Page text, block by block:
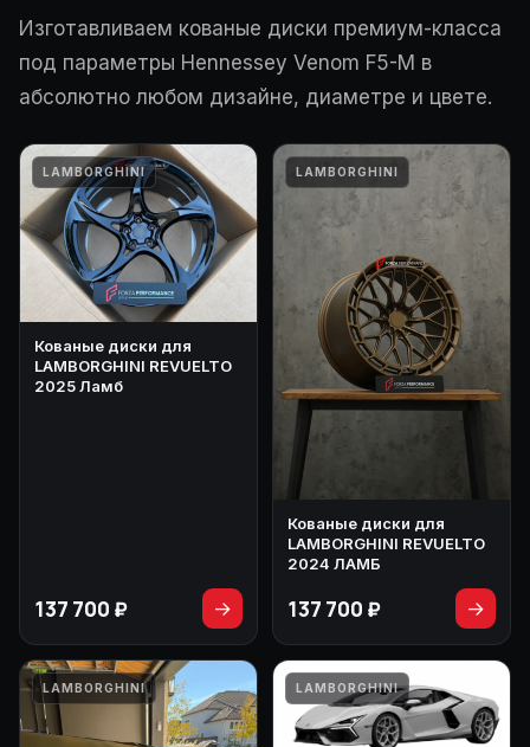
Изготавливаем кованые диски премиум-класса
под параметры Hennessey Venom F5-M в
абсолютно любом дизайне, диаметре и цвете.
LAMBORGHINI
Кованые диски для
LAMBORGHINI REVUELTO
2025 Ламб
137 700 ₽ →
LAMBORGHINI
Кованые диски для
LAMBORGHINI REVUELTO
2024 ЛАМБ
137 700 ₽ →
LAMBORGHINI LAMBORGHINI